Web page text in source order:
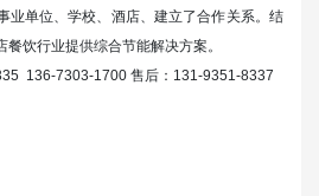
业单位、学校、酒店、建立了合作关系。结
饮行业提供综合节能解决方案。
136-7303-1700 售后：131-9351-8337